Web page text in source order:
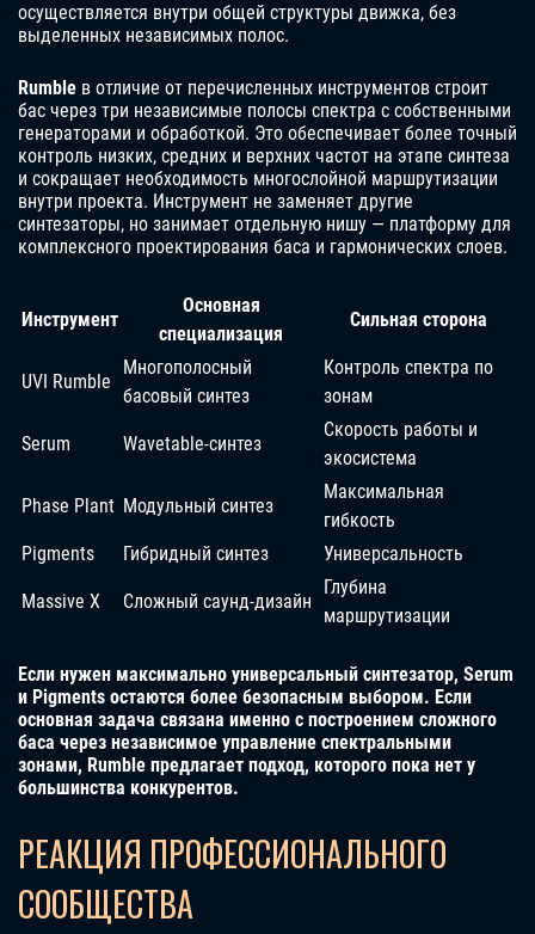
осуществляется внутри общей структуры движка, без
выделенных независимых полос.
Rumble в отличие от перечисленных инструментов строит
бас через три независимые полосы спектра с собственными
генераторами и обработкой. Это обеспечивает более точный
контроль низких, средних и верхних частот на этапе синтеза
и сокращает необходимость многослойной маршрутизации
внутри проекта. Инструмент не заменяет другие
синтезаторы, но занимает отдельную нишу — платформу для
комплексного проектирования баса и гармонических слоев.
Инструмент
Основная
специализация
Сильная сторона
UVI Rumble
Многополосный
басовый синтез
Контроль спектра по
зонам
Serum Wavetable-синтез
Скорость работы и
экосистема
Phase Plant Модульный синтез
Максимальная
гибкость
Pigments
Гибридный синтез Универсальность
Massive X Сложный саунд-дизайн
Глубина
маршрутизации
Если нужен максимально универсальный синтезатор, Serum
и Pigments остаются более безопасным выбором. Если
основная задача связана именно с построением сложного
баса через независимое управление спектральными
зонами, Rumble предлагает подход, которого пока нет у
большинства конкурентов.
РЕАКЦИЯ ПРОФЕССИОНАЛЬНОГО
СООБЩЕСТВА